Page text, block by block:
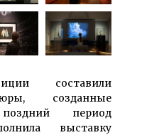
составили
созданные
период
выставку